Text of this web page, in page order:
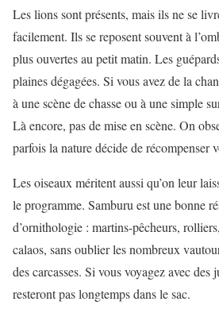
Les lions sont présents, mais ils ne se
facilement. Ils se reposent souvent à
plus ouvertes au petit matin. Les
plaines dégagées. Si vous avez de la
à une scène de chasse ou à une simple
Là encore, pas de mise en scène. On
parfois la nature décide de récompenser
Les oiseaux méritent aussi qu’on leur
le programme. Samburu est une bonne
d’ornithologie : martins-pêcheurs,
calaos, sans oublier les nombreux
des carcasses. Si vous voyagez avec des
resteront pas longtemps dans le sac.